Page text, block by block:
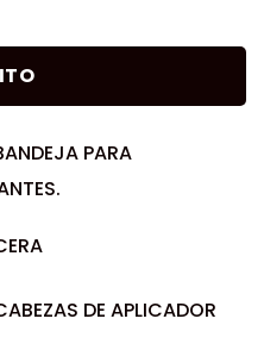
PARA
DE APLICADOR